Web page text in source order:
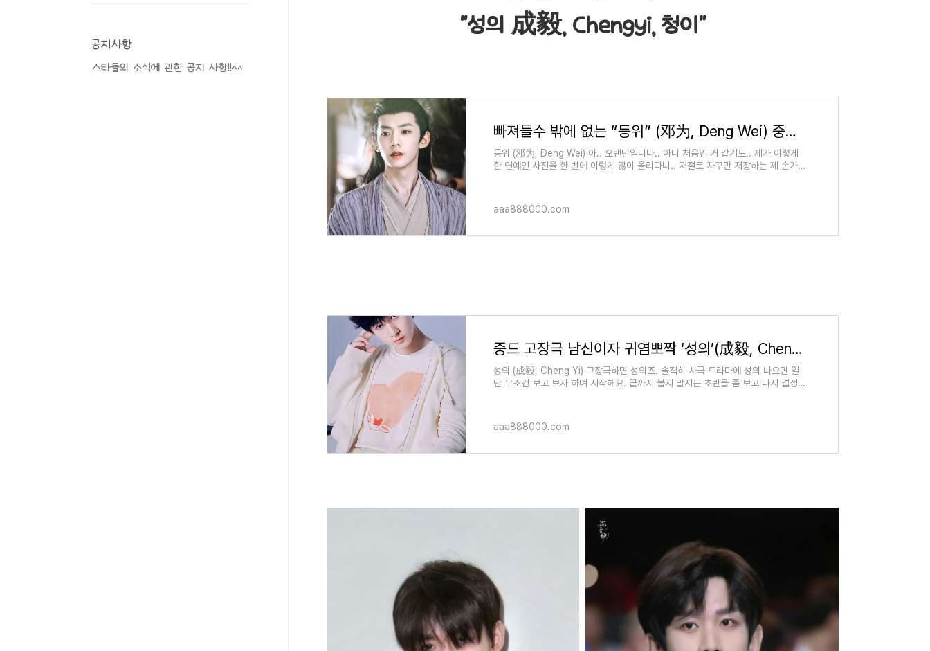
"성의 成毅, Chengyi, 청이"
빠져들수 밖에 없는 “등위” (邓为, Deng Wei) 중국배우
등위 (邓为, Deng Wei) 아.. 오랜만입니다.. 아니 처음인 거 같기도.. 제가 이렇게
한 연예인 사진을 한 번에 이렇게 많이 올리다니.. 저절로 자꾸만 저장하는 제 손가락
aaa888000.com
중드 고장극 남신이자 귀염뽀짝 ‘성의’(成毅, Cheng Yi)
성의 (成毅, Cheng Yi) 고장극하면 성의죠. 솔직히 사극 드라마에 성의 나오면 일
단 무조건 보고 보자 하며 시작해요. 끝까지 볼지 말지는 초반을 좀 보고 나서 결정할
aaa888000.com
공지사항
스타들의 소식에 관한 공지 사항!!^^